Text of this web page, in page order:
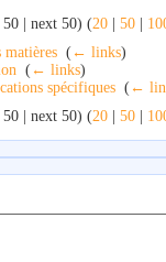
| next 50) (20 | 50 |
matières ( ← links)
( ← links)
spécifiques ( ←
| next 50) (20 | 50 |